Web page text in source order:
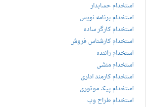
استخدام حسابدار
استخدام برنامه نویس
استخدام کارگر ساده
استخدام کارشناس فروش
استخدام راننده
استخدام منشی
استخدام کارمند اداری
استخدام پیک موتوری
استخدام طراح وب